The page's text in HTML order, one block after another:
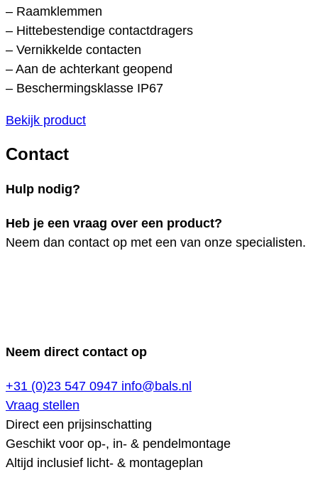
– Raamklemmen
– Hittebestendige contactdragers
– Vernikkelde contacten
– Aan de achterkant geopend
– Beschermingsklasse IP67
Bekijk product
Contact
Hulp nodig?
Heb je een vraag over een product?
Neem dan contact op met een van onze specialisten.
Neem direct contact op
+31 (0)23 547 0947 info@bals.nl
Vraag stellen
Direct een prijsinschatting
Geschikt voor op-, in- & pendelmontage
Altijd inclusief licht- & montageplan